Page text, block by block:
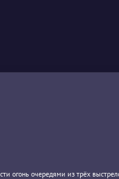
огонь очередями из трёх